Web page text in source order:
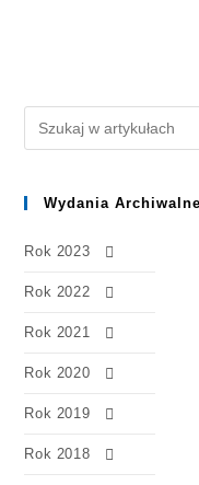
Wydania Archiwalne
Rok 2023
Rok 2022
Rok 2021
Rok 2020
Rok 2019
Rok 2018